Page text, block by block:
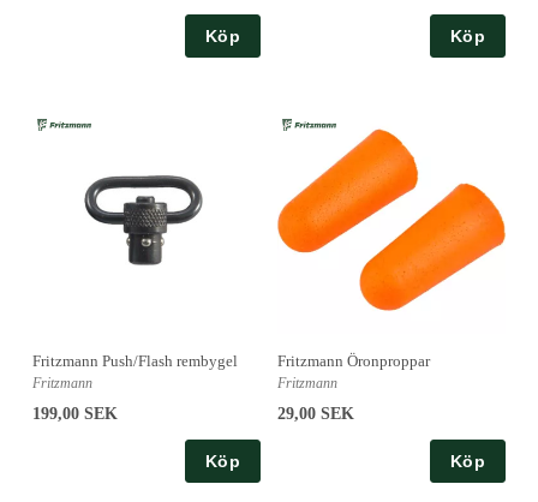
Köp Köp
Fritzmann Push/Flash rembygel
Fritzmann
199,00 SEK
Köp
Fritzmann Öronproppar
Fritzmann
29,00 SEK
Köp